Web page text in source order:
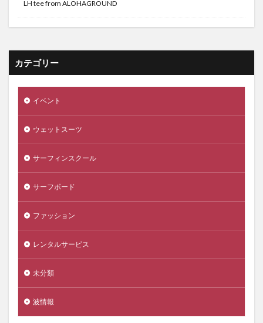
LH tee from ALOHAGROUND
カテゴリー
イベント
ウェットスーツ
サーフィンスクール
サーフボード
ファッション
レンタルサービス
未分類
波情報